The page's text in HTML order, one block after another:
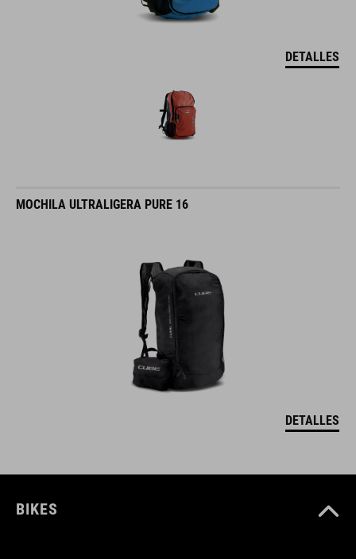
DETALLES
MOCHILA ULTRALIGERA PURE 16
DETALLES
BIKES